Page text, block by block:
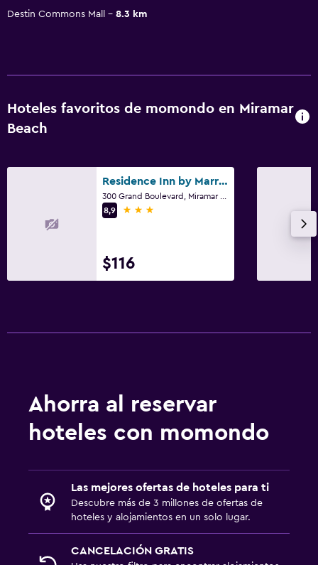
Destin Commons Mall
8.3 km
Hoteles favoritos de momondo en Miramar
Beach
Residence Inn by Marriott Sandestin at Grand Boulevard
8,9
3 estrellas
$116
Ahorra al reservar
hoteles con momondo
Las mejores ofertas de hoteles para ti
Descubre más de 3 millones de ofertas de
hoteles y alojamientos en un solo lugar.
CANCELACIÓN GRATIS